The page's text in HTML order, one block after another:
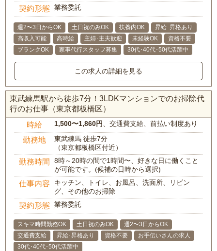
契約形態 業務委託
週2〜3日からOK 土日祝のみOK 扶養内OK
昇給･昇格あり
高収入可能
高時給 主婦･主夫歓迎 未経験OK
資格不要
ブランクOK
家事代行スタッフ募集 30代･40代･50代活躍中
この求人の詳細を見る
東武練馬駅から徒歩7分！3LDKマンションでのお掃除代
行のお仕事（東京都板橋区）
時給 1,500〜1,860円、交通費支給、前払い制度あり
勤務地
東武練馬 徒歩7分
（東京都板橋区付近）
勤務時間
8時～20時の間で1時間〜、好きな日に働くこと
が可能です。(候補の日時から選択)
仕事内容
キッチン、トイレ、お風呂、洗面所、リビン
グ、その他のお掃除
契約形態 業務委託
スキマ時間勤務OK 土日祝のみOK
週2〜3日からOK
交通費支給
昇給･昇格あり 資格不要
お手伝いさんの求人
30代･40代･50代活躍中